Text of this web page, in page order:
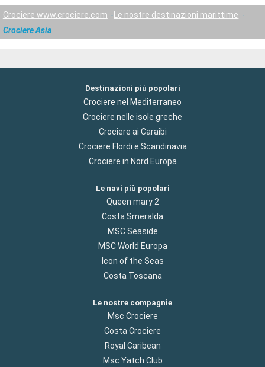
Crociere www.crociere.com
Le nostre destinazioni marittime
Crociere Asia
Destinazioni più popolari
Crociere nel Mediterraneo
Crociere nelle isole greche
Crociere ai Caraibi
Crociere Flordi e Scandinavia
Crociere in Nord Europa
Le navi più popolari
Queen mary 2
Costa Smeralda
MSC Seaside
MSC World Europa
Icon of the Seas
Costa Toscana
Le nostre compagnie
Msc Crociere
Costa Crociere
Royal Caribean
Msc Yatch Club